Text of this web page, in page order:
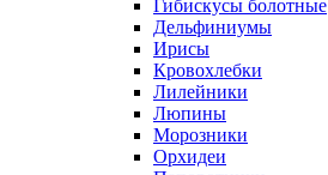
Гибискусы болотные
Дельфиниумы
Ирисы
Кровохлебки
Лилейники
Люпины
Морозники
Орхидеи